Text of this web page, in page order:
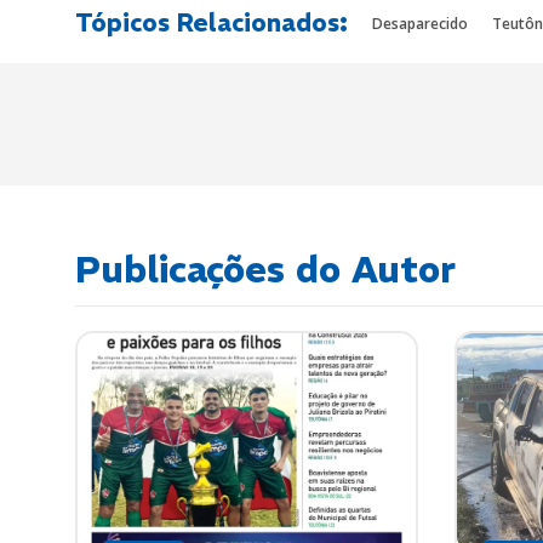
Tópicos Relacionados: Desaparecido
Publicações do Autor